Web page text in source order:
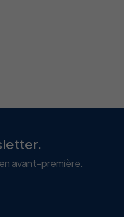
avant-première.